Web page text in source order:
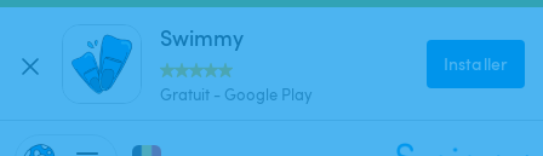
Swimmy
Gratuit - Google Play
Installer